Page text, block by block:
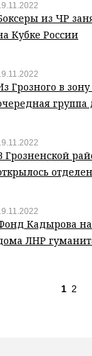
из ЧР
Кубке России
Грозного в
группа
Грозненской
Кадырова
ЛНР
1 2